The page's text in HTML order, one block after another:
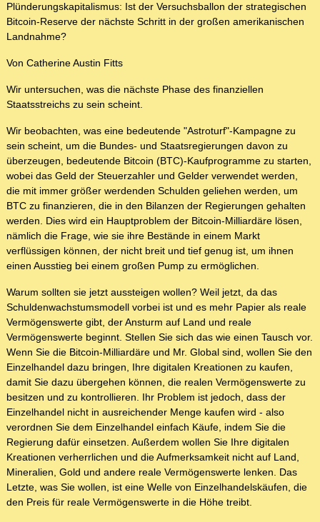
Plünderungskapitalismus: Ist der Versuchsballon der strategischen
Bitcoin-Reserve der nächste Schritt in der großen amerikanischen
Landnahme?
Von Catherine Austin Fitts
Wir untersuchen, was die nächste Phase des finanziellen
Staatsstreichs zu sein scheint.
Wir beobachten, was eine bedeutende "Astroturf"-Kampagne zu
sein scheint, um die Bundes- und Staatsregierungen davon zu
überzeugen, bedeutende Bitcoin (BTC)-Kaufprogramme zu starten,
wobei das Geld der Steuerzahler und Gelder verwendet werden,
die mit immer größer werdenden Schulden geliehen werden, um
BTC zu finanzieren, die in den Bilanzen der Regierungen gehalten
werden. Dies wird ein Hauptproblem der Bitcoin-Milliardäre lösen,
nämlich die Frage, wie sie ihre Bestände in einem Markt
verflüssigen können, der nicht breit und tief genug ist, um ihnen
einen Ausstieg bei einem großen Pump zu ermöglichen.
Warum sollten sie jetzt aussteigen wollen? Weil jetzt, da das
Schuldenwachstumsmodell vorbei ist und es mehr Papier als reale
Vermögenswerte gibt, der Ansturm auf Land und reale
Vermögenswerte beginnt. Stellen Sie sich das wie einen Tausch vor.
Wenn Sie die Bitcoin-Milliardäre und Mr. Global sind, wollen Sie den
Einzelhandel dazu bringen, Ihre digitalen Kreationen zu kaufen,
damit Sie dazu übergehen können, die realen Vermögenswerte zu
besitzen und zu kontrollieren. Ihr Problem ist jedoch, dass der
Einzelhandel nicht in ausreichender Menge kaufen wird - also
verordnen Sie dem Einzelhandel einfach Käufe, indem Sie die
Regierung dafür einsetzen. Außerdem wollen Sie Ihre digitalen
Kreationen verherrlichen und die Aufmerksamkeit nicht auf Land,
Mineralien, Gold und andere reale Vermögenswerte lenken. Das
Letzte, was Sie wollen, ist eine Welle von Einzelhandelskäufen, die
den Preis für reale Vermögenswerte in die Höhe treibt.